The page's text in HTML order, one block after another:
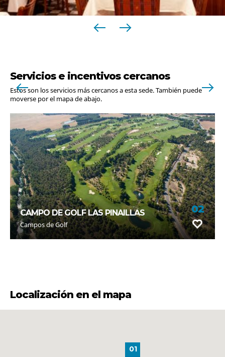
Servicios e incentivos cercanos
Estos son los servicios más cercanos a esta sede. También puede
moverse por el mapa de abajo.
CAMPO DE GOLF LAS PINAILLAS
Campos de Golf
02
Localización en el mapa
01